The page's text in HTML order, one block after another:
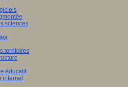
sciences
territoires
éducatif
internet